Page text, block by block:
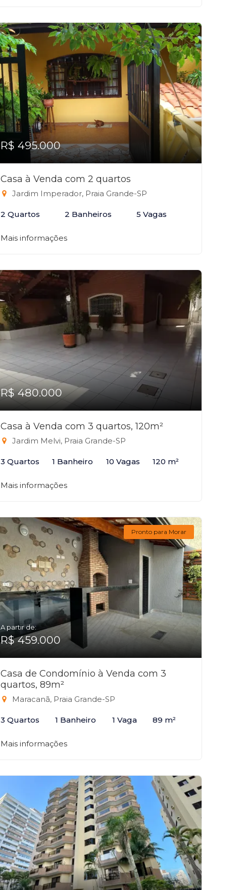
R$ 495.000
Casa à Venda com 2 quartos
Jardim Imperador, Praia Grande-SP
2 Quartos 2 Banheiros 5 Vagas
Mais informações
R$ 480.000
Casa à Venda com 3 quartos, 120m²
Jardim Melvi, Praia Grande-SP
3 Quartos 1 Banheiro 10 Vagas 120 m²
Mais informações
Pronto para Morar
A partir de:
R$ 459.000
Casa de Condomínio à Venda com 3
quartos, 89m²
Maracanã, Praia Grande-SP
3 Quartos 1 Banheiro 1 Vaga 89 m²
Mais informações